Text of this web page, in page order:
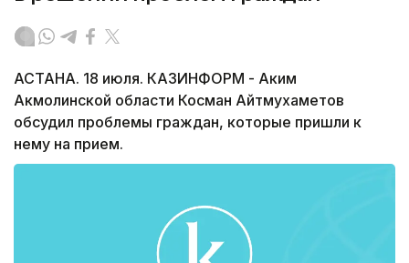
АСТАНА. 18 июля. КАЗИНФОРМ - Аким
Акмолинской области Косман Айтмухаметов
обсудил проблемы граждан, которые пришли к
нему на прием.